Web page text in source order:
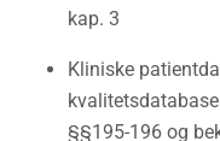
kap. 3
Kliniske
§§195-196 og